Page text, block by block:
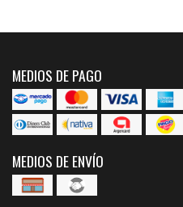
MEDIOS DE PAGO
MEDIOS DE ENVÍO